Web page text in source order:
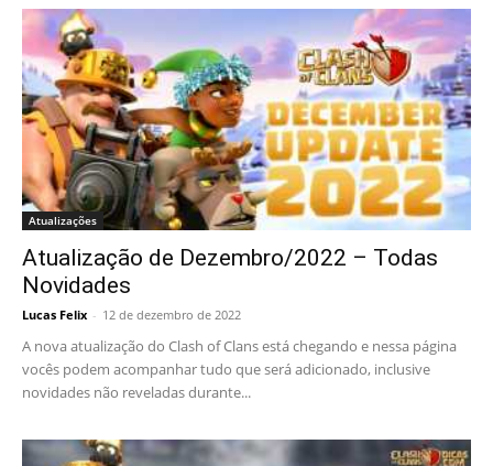
Atualizações
Atualização de Dezembro/2022 – Todas
Novidades
Lucas Felix - 12 de dezembro de 2022
A nova atualização do Clash of Clans está chegando e nessa página
vocês podem acompanhar tudo que será adicionado, inclusive
novidades não reveladas durante...